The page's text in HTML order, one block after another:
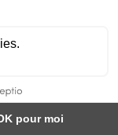
d'un mode de vie sain et
varié et équilibré.